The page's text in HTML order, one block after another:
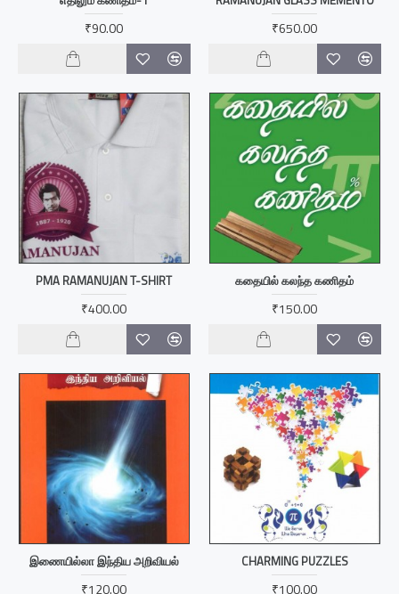
₹90.00 ₹650.00
PMA RAMANUJAN T-SHIRT
₹400.00
கதையில் கலந்த கணிதம்
₹150.00
இணையில்லா இந்திய அறிவியல்
₹120.00
CHARMING PUZZLES
₹100.00